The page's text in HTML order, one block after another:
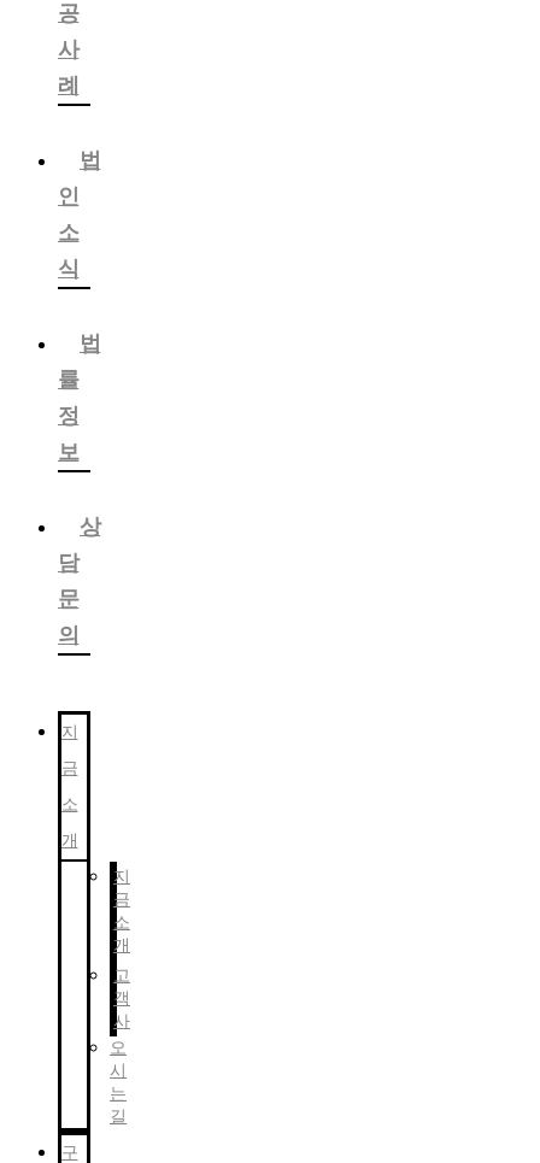
공
사
례
법
인
소
식
법
률
정
보
상
담
문
의
지
금
소
개
지
금
소
개
고
객
사
오
시
는
길
구